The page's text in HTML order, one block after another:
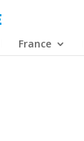
France